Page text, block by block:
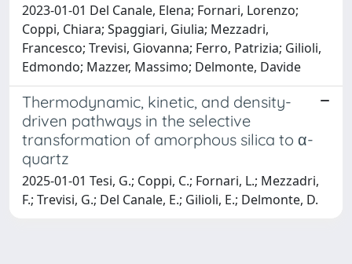
2023-01-01 Del Canale, Elena; Fornari, Lorenzo;
Coppi, Chiara; Spaggiari, Giulia; Mezzadri,
Francesco; Trevisi, Giovanna; Ferro, Patrizia; Gilioli,
Edmondo; Mazzer, Massimo; Delmonte, Davide
Thermodynamic, kinetic, and density-
driven pathways in the selective
transformation of amorphous silica to α-
quartz
2025-01-01 Tesi, G.; Coppi, C.; Fornari, L.; Mezzadri,
F.; Trevisi, G.; Del Canale, E.; Gilioli, E.; Delmonte, D.